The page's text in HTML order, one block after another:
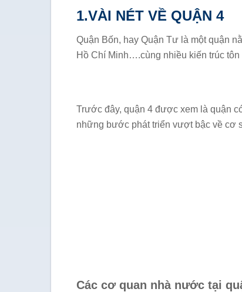
1.VÀI NÉT VỀ QUẬN 4
Quận Bốn, hay Quận Tư là một quận
Hồ Chí Minh….cùng nhiều kiến trúc tôn
Trước đây, quận 4 được xem là quận
những bước phát triển vượt bậc về cơ
Các cơ quan nhà nước tại